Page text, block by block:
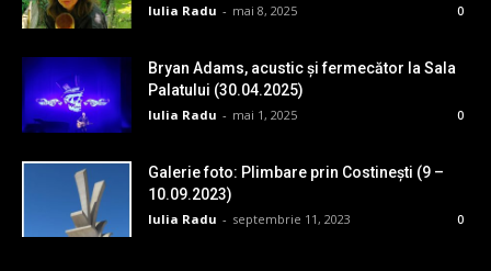
Iulia Radu - mai 8, 2025 0
Bryan Adams, acustic și fermecător la Sala
Palatului (30.04.2025)
Iulia Radu - mai 1, 2025 0
Galerie foto: Plimbare prin Costinești (9 –
10.09.2023)
Iulia Radu - septembrie 11, 2023 0